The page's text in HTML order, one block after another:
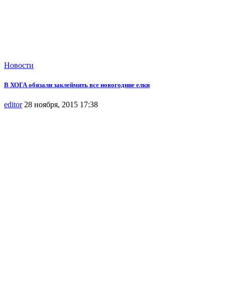
Новости
В ХОГА обязали заклеймить все новогодние елки
editor 28 ноября, 2015 17:38